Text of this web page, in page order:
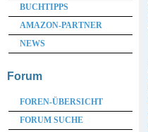
BUCHTIPPS
AMAZON-PARTNER
NEWS
Forum
FOREN-ÜBERSICHT
FORUM SUCHE